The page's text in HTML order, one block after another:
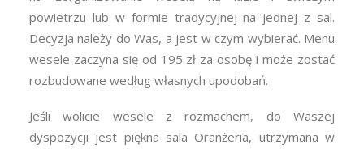
powietrzu lub w formie tradycyjnej na jednej z sal.
Decyzja należy do Was, a jest w czym wybierać. Menu
wesele zaczyna się od 195 zł za osobę i może zostać
rozbudowane według własnych upodobań.
Jeśli wolicie wesele z rozmachem, do Waszej
dyspozycji jest piękna sala Oranżeria, utrzymana w